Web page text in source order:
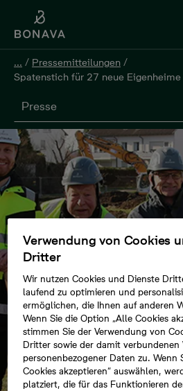
... / Pressemitteilungen /
Spatenstich für 27 neue
Presse
Verwendung von Cookies
Dritter
Wir nutzen Cookies und Dienste
laufend zu optimieren und
ermöglichen, die Ihnen auf anderen
Wenn Sie die Option „Alle Cookies
stimmen Sie der Verwendung von
Dritter sowie der damit verbundenen
personenbezogener Daten zu. Wenn
Cookies akzeptieren“ auswählen,
platziert, die für das Funktionieren